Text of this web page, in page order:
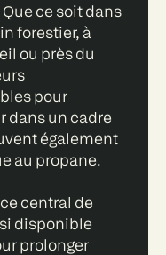
ce soit dans
forestier, à
ou près du
pour
dans un cadre
également
au propane.
central de
disponible
prolonger